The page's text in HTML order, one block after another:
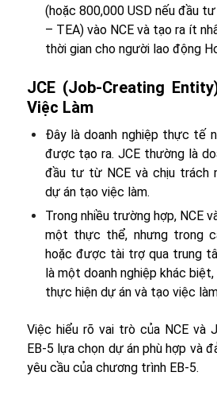
(hoặc 800,000 USD nếu đầu
– TEA) vào NCE và tạo ra ít
thời gian cho người lao động
JCE (Job-Creating
Việc Làm
Đây là doanh nghiệp thực tế
được tạo ra. JCE thường là
đầu tư từ NCE và chịu trách
dự án tạo việc làm.
Trong nhiều trường hợp, NCE
một thực thể, nhưng trong
hoặc được tài trợ qua trung
là một doanh nghiệp khác
thực hiện dự án và tạo việc
Việc hiểu rõ vai trò của NCE và
EB-5 lựa chọn dự án phù hợp và
yêu cầu của chương trình EB-5.